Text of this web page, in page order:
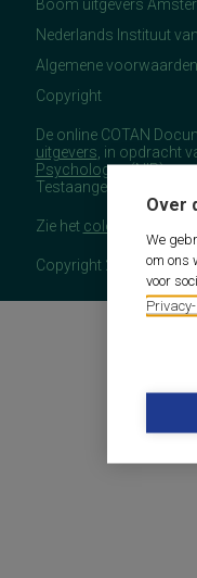
Over
We
om ons
voor
Boom uitgevers
Nederlands Instituut
Algemene voorwaarden
Copyright
De online COTAN
uitgevers , in opdracht
Psychologen(NIP),
Testaangelegenheden
Zie het colofon
Copyright 2026 -